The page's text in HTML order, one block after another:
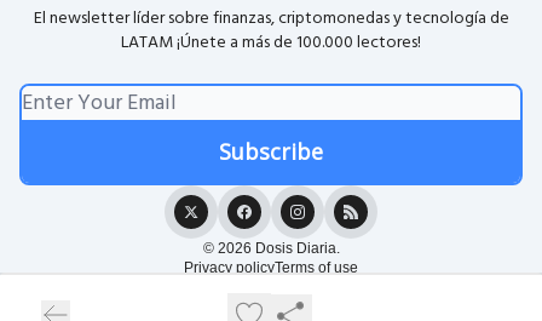
El newsletter líder sobre finanzas, criptomonedas y tecnología de
LATAM ¡Únete a más de 100.000 lectores!
© 2026 Dosis Diaria.
Privacy policyTerms of use
Powered by beehiiv